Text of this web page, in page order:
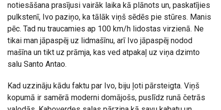
notiesāšana prasījusi vairāk laika kā plānots un, paskatījies
pulkstenī, Ivo paziņo, ka tālāk viņš sēdēs pie stūres. Manis
pēc. Tad nu traucamies ap 100 km/h lidostas virzienā. Ne
tikai man jāpaspēj uz lidmašīnu, arī Ivo jāpaspēj nodod
mašīna un tikt uz prāmja, kas ved atpakaļ uz viņa dzimto
salu Santo Antao.
Kad uzzināju kādu faktu par Ivo, biju ļoti pārsteigta. Viņš
kopumā ir samērā moderni domājošs, puslīdz runā četrās